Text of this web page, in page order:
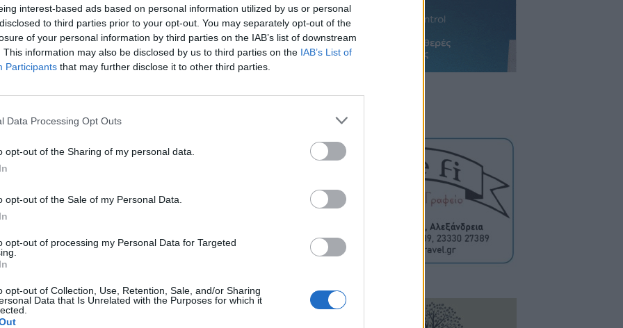
interest-based ads based on personal information utilized by us or personal
to third parties prior to your opt-out. You may separately opt-out of the
of your personal information by third parties on the IAB’s list of downstream
This information may also be disclosed by us to third parties on the IAB’s List of
Participants that may further disclose it to other third parties.
Data Processing Opt Outs
opt-out of the Sharing of my personal data.
opt-out of the Sale of my Personal Data.
opt-out of processing my Personal Data for Targeted
opt-out of Collection, Use, Retention, Sale, and/or Sharing
Data that Is Unrelated with the Purposes for which it
#ΚΟΙΝΩΝΙΑ
Pinterest LinkedIn Tumblr
NEXT ARTICLE